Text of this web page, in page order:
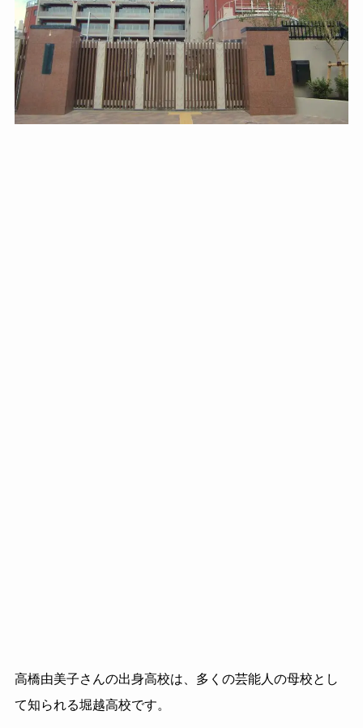
高橋由美子さんの出身高校は、多くの芸能人の母校とし
て知られる堀越高校です。